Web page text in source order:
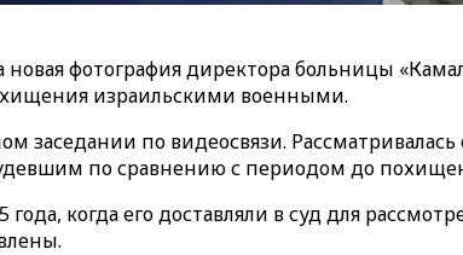
фотография директора больницы
израильскими военными.
заседании по видеосвязи.
по сравнению с периодом до
когда его доставляли в суд для